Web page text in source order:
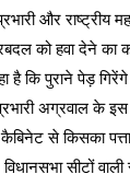
और राष्ट्रीय
को हवा देने का
है कि पुराने पेड़
अग्रवाल के इस
से किसका पत्ता
सीटों